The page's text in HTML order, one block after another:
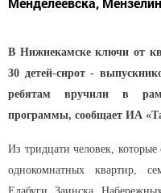
В Нижнекамске ключи от
30 детей-сирот -
ребятам вручили в
программы, сообщает ИА
Из тридцати человек, которые
однокомнатных квартир,